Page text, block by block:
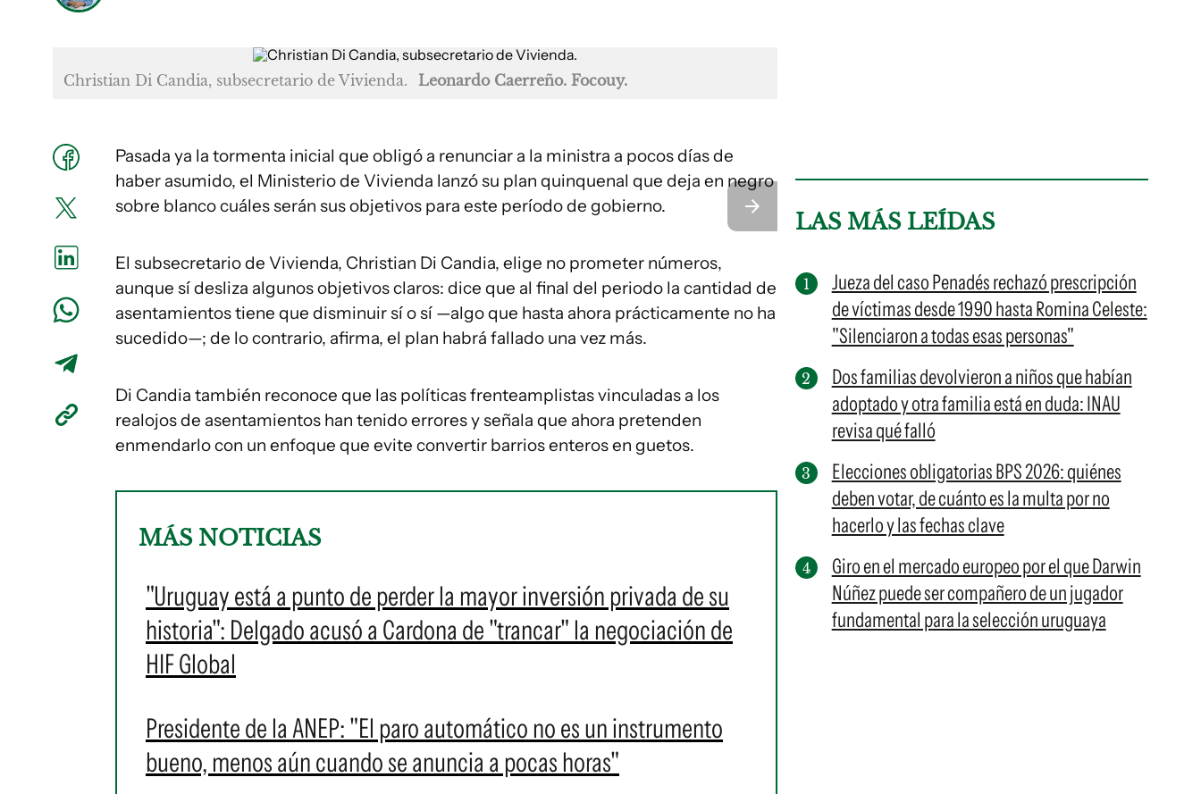
Christian Di Candia, subsecretario de Vivienda. Leonardo Caerreño. Focouy.
Pasada ya la tormenta inicial que obligó a renunciar a la ministra a pocos días de
haber asumido, el Ministerio de Vivienda lanzó su plan quinquenal que deja en negro
sobre blanco cuáles serán sus objetivos para este período de gobierno.
El subsecretario de Vivienda, Christian Di Candia, elige no prometer números,
aunque sí desliza algunos objetivos claros: dice que al final del periodo la cantidad de
asentamientos tiene que disminuir sí o sí —algo que hasta ahora prácticamente no ha
sucedido—; de lo contrario, afirma, el plan habrá fallado una vez más.
Di Candia también reconoce que las políticas frenteamplistas vinculadas a los
realojos de asentamientos han tenido errores y señala que ahora pretenden
enmendarlo con un enfoque que evite convertir barrios enteros en guetos.
MÁS NOTICIAS
"Uruguay está a punto de perder la mayor inversión privada de su
historia": Delgado acusó a Cardona de "trancar" la negociación de
HIF Global
Presidente de la ANEP: "El paro automático no es un instrumento
bueno, menos aún cuando se anuncia a pocas horas"
LAS MÁS LEÍDAS
Jueza del caso Penadés rechazó prescripción
de víctimas desde 1990 hasta Romina Celeste:
"Silenciaron a todas esas personas"
Dos familias devolvieron a niños que habían
adoptado y otra familia está en duda: INAU
revisa qué falló
Elecciones obligatorias BPS 2026: quiénes
deben votar, de cuánto es la multa por no
hacerlo y las fechas clave
Giro en el mercado europeo por el que Darwin
Núñez puede ser compañero de un jugador
fundamental para la selección uruguaya